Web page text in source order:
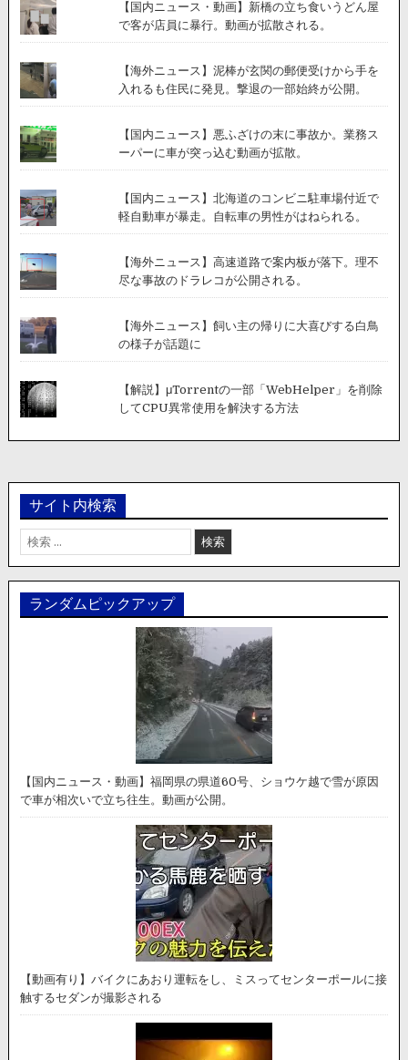
【国内ニュース・動画】新橋の立ち食いうどん屋
で客が店員に暴行。動画が拡散される。
【海外ニュース】泥棒が玄関の郵便受けから手を
入れるも住民に発見。撃退の一部始終が公開。
【国内ニュース】悪ふざけの末に事故か。業務ス
ーパーに車が突っ込む動画が拡散。
【国内ニュース】北海道のコンビニ駐車場付近で
軽自動車が暴走。自転車の男性がはねられる。
【海外ニュース】高速道路で案内板が落下。理不
尽な事故のドラレコが公開される。
【海外ニュース】飼い主の帰りに大喜びする白鳥
の様子が話題に
【解説】μTorrentの一部「WebHelper」を削除
してCPU異常使用を解決する方法
サイト内検索
検
索:
ランダムピックアップ
【国内ニュース・動画】福岡県の県道60号、ショウケ越で雪が原因
で車が相次いで立ち往生。動画が公開。
【動画有り】バイクにあおり運転をし、ミスってセンターポールに接
触するセダンが撮影される